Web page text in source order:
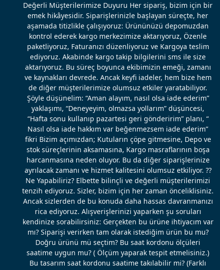
Değerli Müşterilerimize Duyuru Her sipariş, bizim için bir
emek hikâyesidir. Siparişlerinizle başlayan süreçte, her
aşamada titizlikle çalışıyoruz: Ürününüzü depomuzdan
kontrol ederek kargo merkezimize aktarıyoruz, Özenle
paketliyoruz, Faturanızı düzenliyoruz ve Kargoya teslim
ediyoruz. Akabinde kargo takip bilgilerini sms ile size
aktarıyoruz. Bu süreç boyunca ekibimizin emeği, zamanı
ve kaynakları devrede. Ancak keyfi iadeler, hem bize hem
de diğer müşterilerimize olumsuz etkiler yaratabiliyor.
Şöyle düşünelim: “Aman alayım, nasıl olsa iade ederim”
yaklaşımı, “Deneyeyim, olmazsa yollarım” düşüncesi,
“Hafta sonu kullanıp pazartesi geri gönderirim” planı, “
Nasıl olsa iade hakkım var beğenmezsem iade ederim”
fikri Bizim açımızdan; Kutuların çöpe gitmesine, Depo ve
stok süreçlerinin aksamasına, Kargo masraflarının boşa
harcanmasına neden oluyor. Bu da diğer siparişlerinize
ayrılacak zamanı ve hizmet kalitesini olumsuz etkiliyor. ??
Ne Yapabiliriz? Elbette bilinçli ve değerli müşterilerimizi
tenzih ediyoruz. Sizler, bizim için her zaman önceliklisiniz.
Ancak sizlerden de bu konuda daha hassas davranmanızı
rica ediyoruz. Alışverişlerinizi yaparken şu soruları
kendinize sorabilirsiniz: Gerçekten bu ürüne ihtiyacım var
mı? Siparişi verirken tam olarak istediğim ürün bu mu?
Doğru ürünü mü seçtim? Bu saat kordonu ölçüleri
saatime uygun mu? ( Ölçüm yaparak tespit etmelisiniz.)
Bu tasarım saat kordonu saatime takılabilir mi? (Farklı